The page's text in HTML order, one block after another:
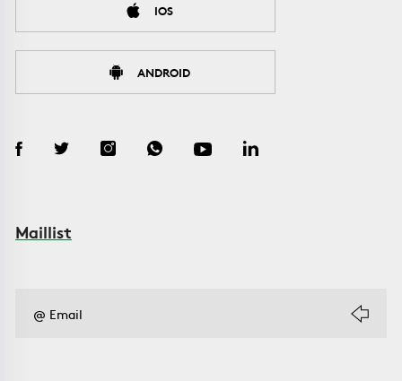
IOS
ANDROID
Maillist